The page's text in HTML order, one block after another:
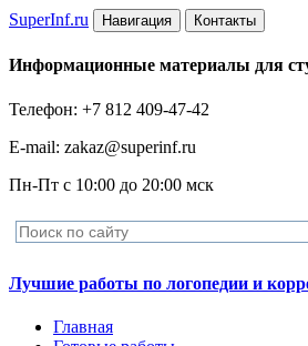
SuperInf.ru Навигация Контакты
Информационные материалы для
Телефон: +7 812 409-47-42
E-mail: zakaz@superinf.ru
Пн-Пт с 10:00 до 20:00 мск
Лучшие работы по логопедии и
Главная